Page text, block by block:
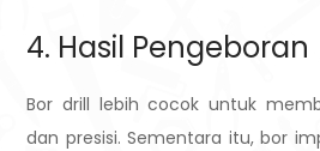
4. Hasil Pengeboran
Bor drill lebih cocok untuk
dan presisi. Sementara itu, bor